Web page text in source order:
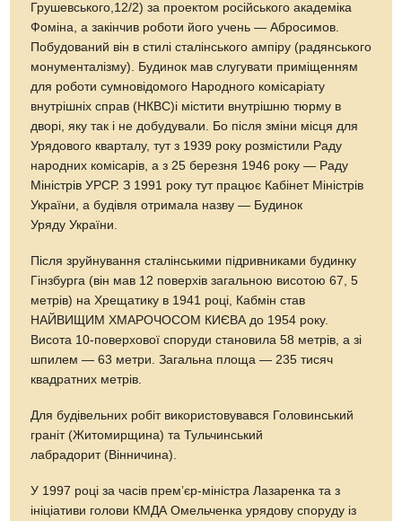
Грушевського,12/2) за проектом російського академіка
Фоміна, а закінчив роботи його учень — Абросимов.
Побудований він в стилі сталінського ампіру (радянського
монументалізму). Будинок мав слугувати приміщенням
для роботи сумновідомого Народного комісаріату
внутрішніх справ (НКВС)і містити внутрішню тюрму в
дворі, яку так і не добудували. Бо після зміни місця для
Урядового кварталу, тут з 1939 року розмістили Раду
народних комісарів, а з 25 березня 1946 року — Раду
Міністрів УРСР. З 1991 року тут працює Кабінет Міністрів
України, а будівля отримала назву — Будинок
Уряду України.
Після зруйнування сталінськими підривниками будинку
Гінзбурга (він мав 12 поверхів загальною висотою 67, 5
метрів) на Хрещатику в 1941 році, Кабмін став
НАЙВИЩИМ ХМАРОЧОСОМ КИЄВА до 1954 року.
Висота 10-поверхової споруди становила 58 метрів, а зі
шпилем — 63 метри. Загальна площа — 235 тисяч
квадратних метрів.
Для будівельних робіт використовувався Головинський
граніт (Житомирщина) та Тульчинський
лабрадорит (Вінничина).
У 1997 році за часів премʼєр-міністра Лазаренка та з
ініціативи голови КМДА Омельченка урядову споруду із